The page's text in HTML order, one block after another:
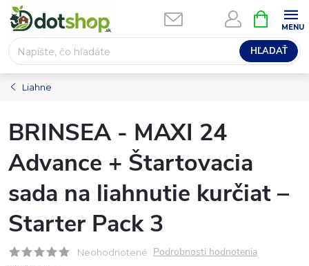
Prejsť
na
obsah
HĽADAŤ
KOŠÍK
Liahne
BRINSEA - MAXI 24
Advance + Štartovacia
sada na liahnutie kurčiat –
Starter Pack 3
Neohodnotené Podrobnosti hodnotenia